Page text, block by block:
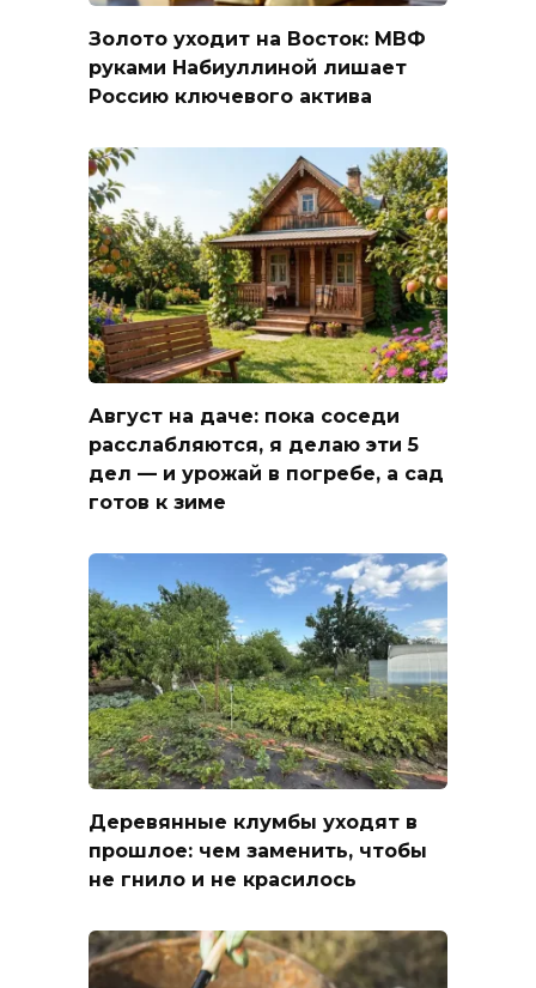
Золото уходит на Восток: МВФ
руками Набиуллиной лишает
Россию ключевого актива
Август на даче: пока соседи
расслабляются, я делаю эти 5
дел — и урожай в погребе, а сад
готов к зиме
Деревянные клумбы уходят в
прошлое: чем заменить, чтобы
не гнило и не красилось